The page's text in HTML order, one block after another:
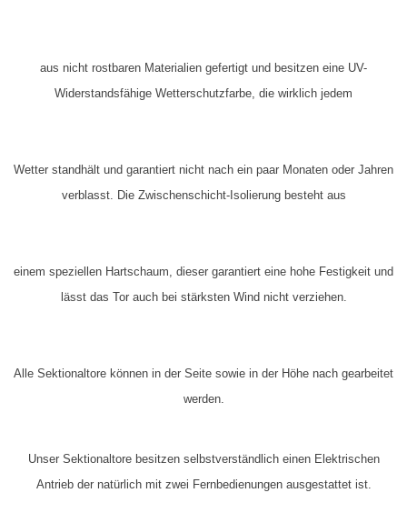
aus nicht rostbaren Materialien gefertigt und besitzen eine UV-
Widerstandsfähige Wetterschutzfarbe, die wirklich jedem
Wetter standhält und garantiert nicht nach ein paar Monaten oder Jahren
verblasst. Die Zwischenschicht-Isolierung besteht aus
einem speziellen Hartschaum, dieser garantiert eine hohe Festigkeit und
lässt das Tor auch bei stärksten Wind nicht verziehen.
Alle Sektionaltore können in der Seite sowie in der Höhe nach gearbeitet
werden.
Unser Sektionaltore besitzen selbstverständlich einen Elektrischen
Antrieb der natürlich mit zwei Fernbedienungen ausgestattet ist.